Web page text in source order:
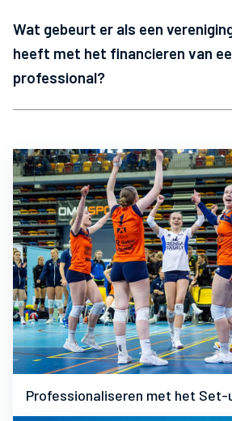
Wat gebeurt er als een
heeft met het financieren van
professional?
Professionaliseren met het Set-